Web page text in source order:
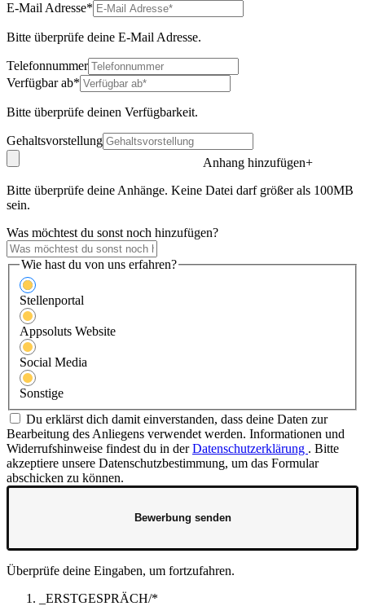
E-Mail Adresse*
Bitte überprüfe deine E-Mail Adresse.
Telefonnummer
Verfügbar ab*
Bitte überprüfe deinen Verfügbarkeit.
Gehaltsvorstellung
Anhang hinzufügen+
Bitte überprüfe deine Anhänge. Keine Datei darf größer als 100MB
sein.
Was möchtest du sonst noch hinzufügen?
Wie hast du von uns erfahren?
Stellenportal
Appsoluts Website
Social Media
Sonstige
Du erklärst dich damit einverstanden, dass deine Daten zur
Bearbeitung des Anliegens verwendet werden. Informationen und
Widerrufshinweise findest du in derDatenschutzerklärung . Bitte
akzeptiere unsere Datenschutzbestimmung, um das Formular
abschicken zu können.
Bewerbung senden
Überprüfe deine Eingaben, um fortzufahren.
_ERSTGESPRÄCH/*